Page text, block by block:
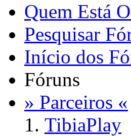
Quem Está
Pesquisar
Início dos
Fóruns
» Parceiros «
TibiaPlay